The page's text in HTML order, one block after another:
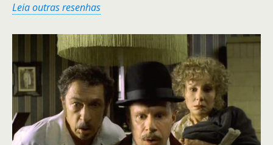
Leia outras resenhas